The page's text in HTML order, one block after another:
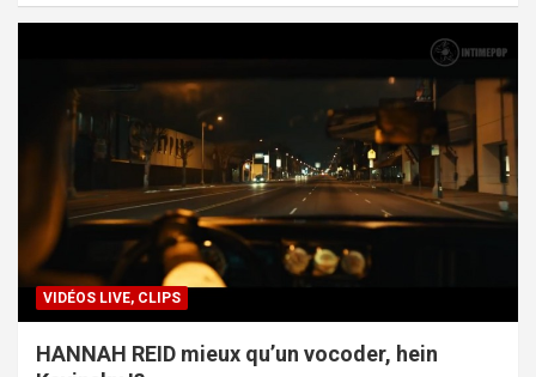
VIDÉOS LIVE, CLIPS
HANNAH REID mieux qu’un vocoder, hein